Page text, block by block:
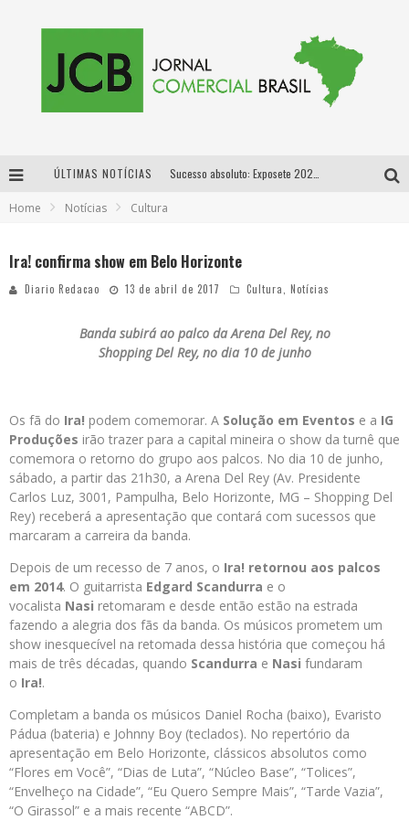
ÚLTIMAS NOTÍCIAS
Proibida anuncia retorno da Puro Malte Extra e consolida trajetória de democratização cervejeira no Brasil
Home Notícias Cultura
Ira! confirma show em Belo Horizonte
Diario Redacao 13 de abril de 2017 Cultura Notícias
Banda subirá ao palco da Arena Del Rey, no
Shopping Del Rey, no dia 10 de junho
Os fã do Ira! podem comemorar. A Solução em Eventos e a IG
Produções irão trazer para a capital mineira o show da turnê que
comemora o retorno do grupo aos palcos. No dia 10 de junho,
sábado, a partir das 21h30, a Arena Del Rey (Av. Presidente
Carlos Luz, 3001, Pampulha, Belo Horizonte, MG – Shopping Del
Rey) receberá a apresentação que contará com sucessos que
marcaram a carreira da banda.
Depois de um recesso de 7 anos, o Ira! retornou aos palcos
em 2014. O guitarrista Edgard Scandurra e o
vocalista Nasi retomaram e desde então estão na estrada
fazendo a alegria dos fãs da banda. Os músicos prometem um
show inesquecível na retomada dessa história que começou há
mais de três décadas, quando Scandurra e Nasi fundaram
o Ira!.
Completam a banda os músicos Daniel Rocha (baixo), Evaristo
Pádua (bateria) e Johnny Boy (teclados). No repertório da
apresentação em Belo Horizonte, clássicos absolutos como
“Flores em Você”, “Dias de Luta”, “Núcleo Base”, “Tolices”,
“Envelheço na Cidade”, “Eu Quero Sempre Mais”, “Tarde Vazia”,
“O Girassol” e a mais recente “ABCD”.